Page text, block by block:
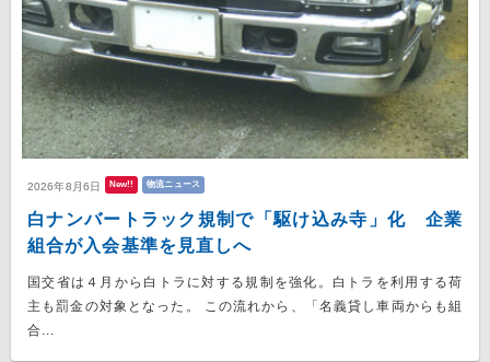
2026年8月6日 New!! 物流ニュース
白ナンバートラック規制で「駆け込み寺」化 企業
組合が入会基準を見直しへ
国交省は４月から白トラに対する規制を強化。白トラを利用する荷
主も罰金の対象となった。 この流れから、「名義貸し車両からも組
合...